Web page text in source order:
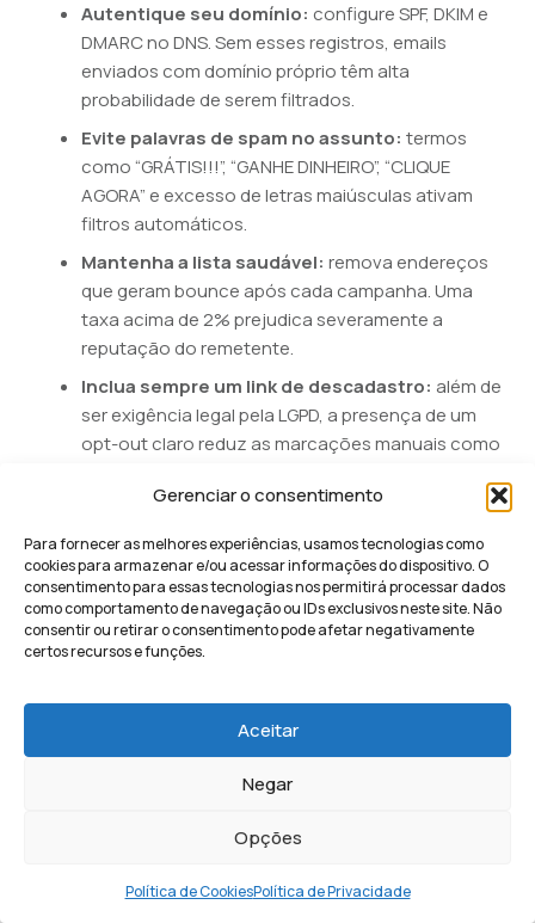
Gerenciar o consentimento
Para fornecer as melhores experiências, usamos tecnologias como
cookies para armazenar e/ou acessar informações do dispositivo. O
consentimento para essas tecnologias nos permitirá processar dados
como comportamento de navegação ou IDs exclusivos neste site. Não
consentir ou retirar o consentimento pode afetar negativamente
certos recursos e funções.
Aceitar
Negar
Opções
Política de CookiesPolítica de Privacidade
Autentique seu domínio: configure SPF, DKIM e
DMARC no DNS. Sem esses registros, emails
enviados com domínio próprio têm alta
probabilidade de serem filtrados.
Evite palavras de spam no assunto: termos
como “GRÁTIS!!!”, “GANHE DINHEIRO”, “CLIQUE
AGORA” e excesso de letras maiúsculas ativam
filtros automáticos.
Mantenha a lista saudável: remova endereços
que geram bounce após cada campanha. Uma
taxa acima de 2% prejudica severamente a
reputação do remetente.
Inclua sempre um link de descadastro: além de
ser exigência legal pela LGPD, a presença de um
opt-out claro reduz as marcações manuais como
você acabou de configurar um email com domínio
próprio, comece enviando para grupos pequenos
(20 a 50 por dia) e aumente progressivamente ao
longo de semanas.
Monitore a reputação:
seu domínio e identificar problemas antes que se
Gmail gratuito vs. Google
Workspace: qual usar